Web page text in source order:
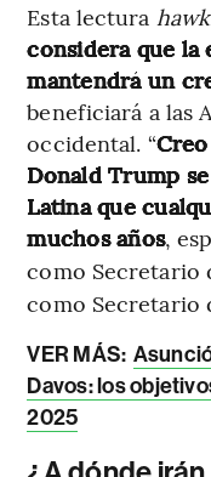
Esta lectura
considera que la
mantendrá un
beneficiará a las
occidental. “
Donald Trump
Latina que
muchos años,
como Secretario
como Secretario
VER MÁS:
Davos: los
2025